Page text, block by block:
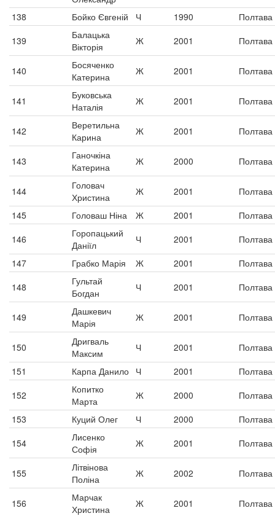
138
Бойко Євгеній Ч 1990
Полтава
139
Балацька
Вікторія
Ж 2001 Полтава
140
Босяченко
Катерина
Ж 2001 Полтава
141
Буковська
Наталія
Ж 2001 Полтава
142
Веретильна
Карина
Ж 2001 Полтава
143
Ганочкіна
Катерина
Ж 2000 Полтава
144
Головач
Христина
Ж 2001
Полтава
145
Головаш Ніна Ж 2001
Полтава
146
Горопацький
Даніїл
Ч 2001
Полтава
147
Грабко Марія Ж 2001
Полтава
148
Гультай
Богдан
Ч 2001 Полтава
149
Дашкевич
Марія
Ж 2001 Полтава
150
Дригваль
Максим
Ч 2001
Полтава
151
Карпа Данило Ч 2001
Полтава
152
Копитко
Марта
Ж 2000
Полтава
153
Куций Олег Ч 2000
Полтава
154
Лисенко
Софія
Ж 2001 Полтава
155
Літвінова
Поліна
Ж 2002 Полтава
156
Марчак
Христина
Ж 2001 Полтава